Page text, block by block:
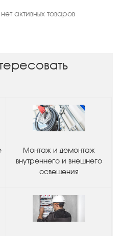
активных товаров
Монтаж и демонтаж
внутреннего и внешнего
освещения